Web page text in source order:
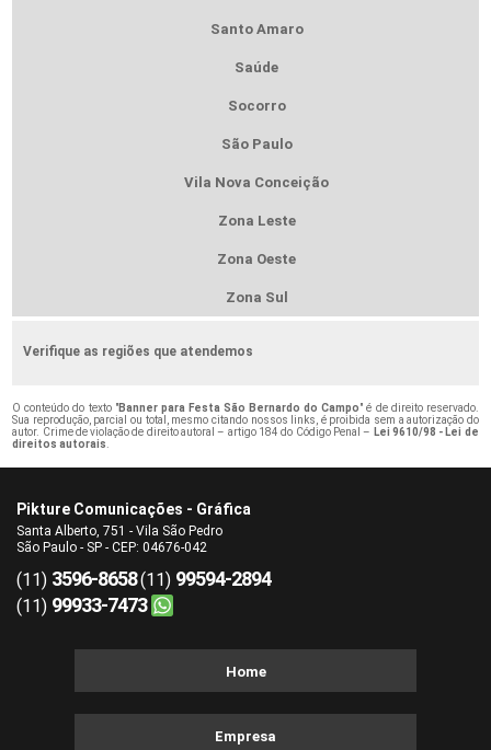
Santo Amaro
Saúde
Socorro
São Paulo
Vila Nova Conceição
Zona Leste
Zona Oeste
Zona Sul
Verifique as regiões que atendemos
O conteúdo do texto "Banner para Festa São Bernardo do Campo" é de direito reservado.
Sua reprodução, parcial ou total, mesmo citando nossos links, é proibida sem a autorização do
autor. Crime de violação de direito autoral – artigo 184 do Código Penal – Lei 9610/98 - Lei de
direitos autorais
Pikture Comunicações - Gráfica
Santa Alberto, 751 - Vila São Pedro
São Paulo - SP - CEP: 04676-042
(11) 3596-8658(11) 99594-2894
(11) 99933-7473
Home
Empresa